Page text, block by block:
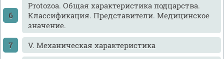
Protozoa. Общая характеристика подцарства.
Классификация. Представители. Медицинское
значение.
V. Механическая характеристика